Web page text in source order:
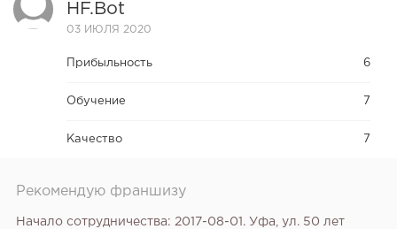
HF.bot
03 ИЮЛЯ 2020
Прибыльность 6
Обучение 7
Качество 7
Рекомендую франшизу
Начало сотрудничества: 2017-08-01. Уфа, ул. 50 лет